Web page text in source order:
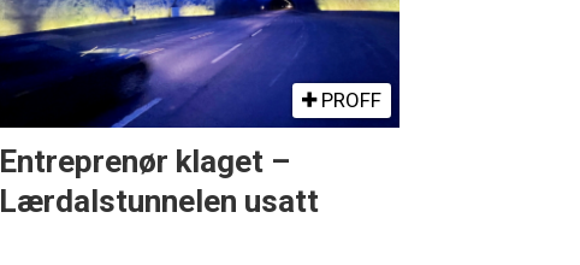
PROFF
Entreprenør klaget –
Lærdalstunnelen usatt